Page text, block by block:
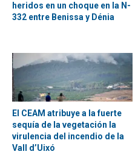
heridos en un choque en la N-
332 entre Benissa y Dénia
El CEAM atribuye a la fuerte
sequía de la vegetación la
virulencia del incendio de la
Vall d’Uixó